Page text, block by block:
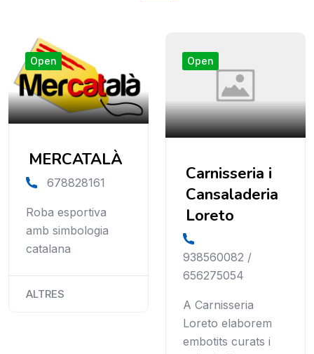
Open
MERCATALÀ
678828161
Roba esportiva
amb simbologia
catalana
ALTRES
Open
Carnisseria i
Cansaladeria
Loreto
938560082 /
656275054
A Carnisseria
Loreto elaborem
embotits curats i